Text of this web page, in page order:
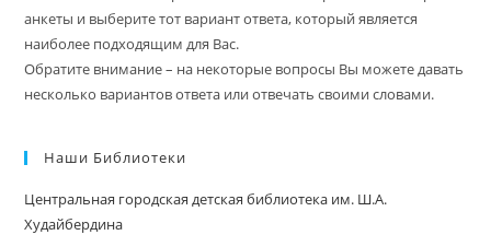
анкеты и выберите тот вариант ответа, который является
наиболее подходящим для Вас.
Обратите внимание – на некоторые вопросы Вы можете давать
несколько вариантов ответа или отвечать своими словами.
Наши Библиотеки
Центральная городская детская библиотека им. Ш.А.
Худайбердина